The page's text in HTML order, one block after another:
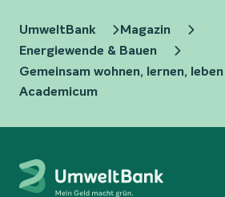
UmweltBank
Magazin
Energiewende & Bauen
Gemeinsam wohnen, lernen,
Academicum